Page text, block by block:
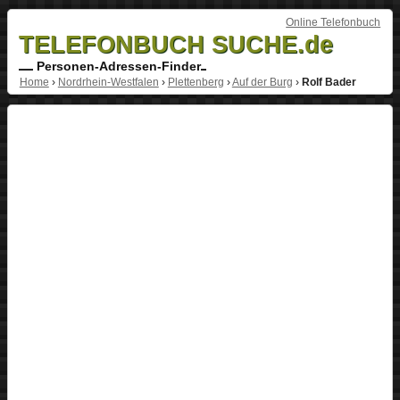
Online Telefonbuch
TELEFONBUCH SUCHE.de
Personen-Adressen-Finder
Home › Nordrhein-Westfalen › Plettenberg ›Auf der Burg › Rolf Bader